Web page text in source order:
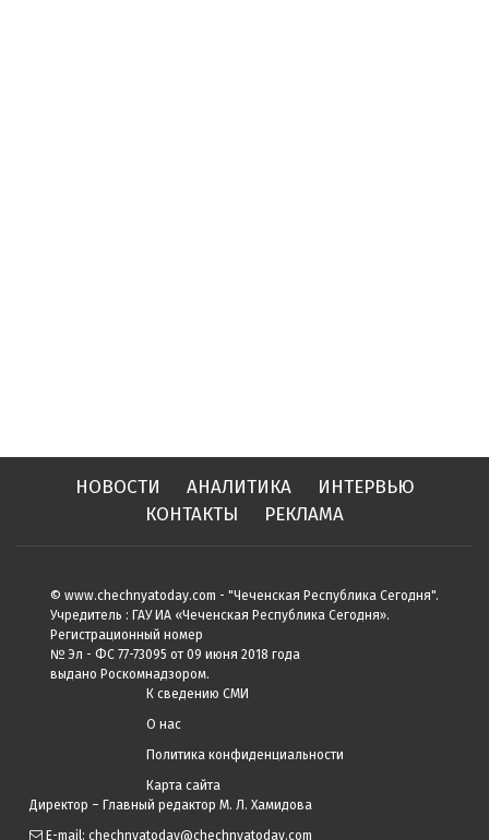
НОВОСТИ АНАЛИТИКА
ИНТЕРВЬЮ
КОНТАКТЫ
РЕКЛАМА
© www.chechnyatoday.com - "Чеченcкая Республика Сегодня".
Учредитель : ГАУ ИА «Чеченская Республика Сегодня».
Регистрационный номер
№ Эл - ФС 77-73095 от 09 июня 2018 года
выдано Роскомнадзором.
К сведению СМИ
О нас
Политика конфиденциальности
Карта сайта
Директор – Главный редактор М. Л. Хамидова
E-mail: chechnyatoday@chechnyatoday.com